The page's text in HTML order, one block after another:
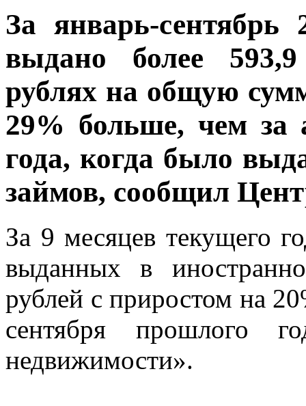
За январь-
выдано более
рублях на общую
29% больше, чем за
года, когда было
займов, сообщил
За 9 месяцев текущего
выданных в
рублей с приростом на
сентября прошлого
недвижимости».